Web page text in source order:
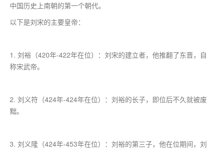
中国历史上南朝的第一个朝代。
以下是刘宋的主要皇帝：
1. 刘裕（420年-422年在位）：刘宋的建立者，他推翻了东晋，自
称宋武帝。
2. 刘义符（424年-424年在位）：刘裕的长子，即位后不久就被废
黜。
3. 刘义隆（424年-453年在位）：刘裕的第三子，他在位期间，刘